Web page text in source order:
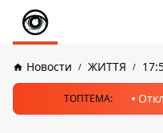
Новости ЖИТТЯ
ТОПТЕМА: